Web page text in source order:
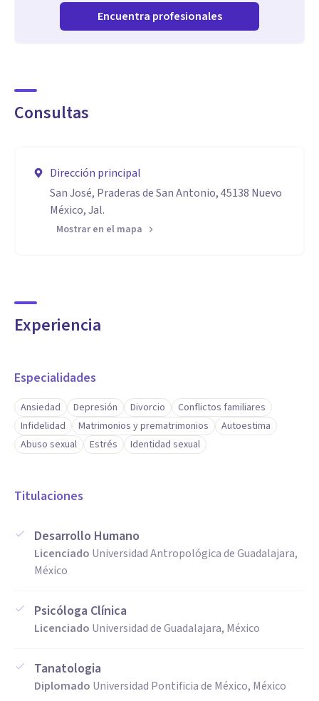
Encuentra profesionales
Consultas
Dirección principal
San José, Praderas de San Antonio, 45138 Nuevo
México, Jal.
Mostrar en el mapa
Experiencia
Especialidades
Ansiedad Depresión Divorcio
Conflictos familiares
Infidelidad
Matrimonios y prematrimonios
Autoestima
Abuso sexual
Estrés Identidad sexual
Titulaciones
Desarrollo Humano
Licenciado Universidad Antropológica de Guadalajara,
México
Psicóloga Clínica
Licenciado Universidad de Guadalajara, México
Tanatologia
Diplomado Universidad Pontificia de México, México